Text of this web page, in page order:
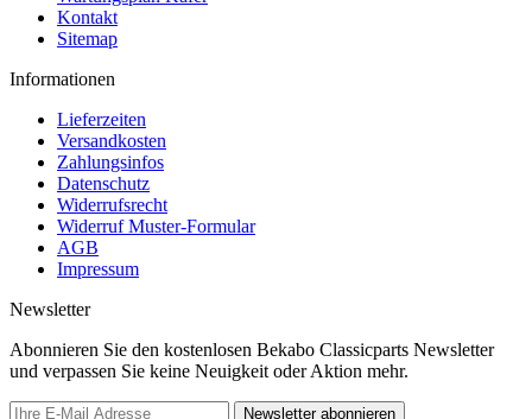
Kontakt
Sitemap
Informationen
Lieferzeiten
Versandkosten
Zahlungsinfos
Datenschutz
Widerrufsrecht
Widerruf Muster-Formular
AGB
Impressum
Newsletter
Abonnieren Sie den kostenlosen Bekabo Classicparts Newsletter
und verpassen Sie keine Neuigkeit oder Aktion mehr.
Newsletter abonnieren